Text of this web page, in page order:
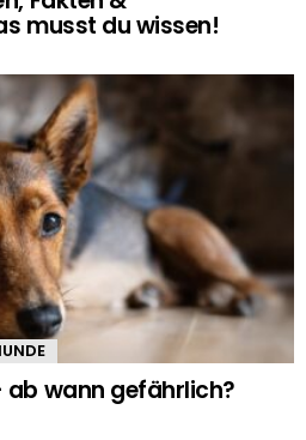
musst du wissen!
ab wann gefährlich?